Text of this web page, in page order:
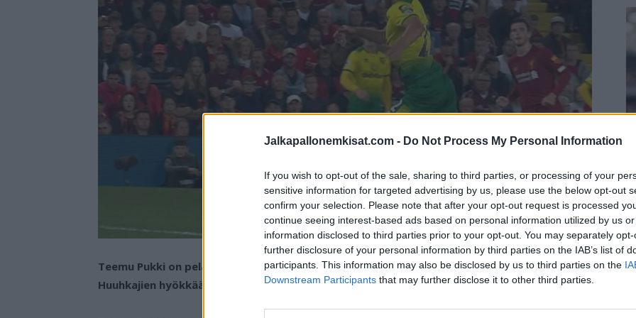
Jalkapallonemkisat.com - Do Not Process My Personal Information
If you wish to opt-out of the sale, sharing to third parties, or processing of your
sensitive information for targeted advertising by us, please use the below opt-out
confirm your selection. Please note that after your opt-out request is processed
continue seeing interest-based ads based on personal information utilized by us
information disclosed to third parties prior to your opt-out. You may separately
further disclosure of your personal information by third parties on the IAB’s list of
participants. This information may also be disclosed by us to third parties on the
Downstream Participants that may further disclose it to other third parties.
Teemu Pukki on pelannut Norwichin riveissä 100 ottelua. Maaleja näissä otteluissa
Huuhkajien hyökkääjä on paukuttanut todella kunnioitettavat 50.